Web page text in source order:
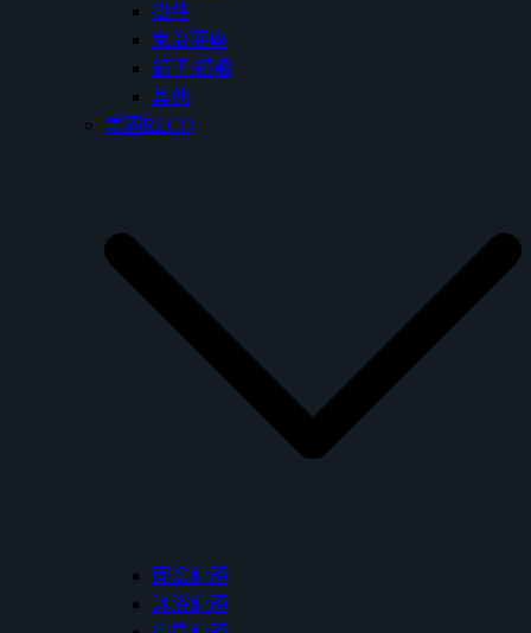
掛件
免治便座
鏡子/鏡櫃
其他
美國RECO
面盆龍頭
沐浴龍頭